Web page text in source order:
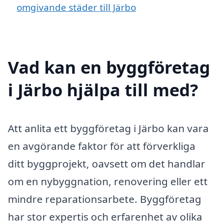
omgivande städer till Järbo
Vad kan en byggföretag
i Järbo hjälpa till med?
Att anlita ett byggföretag i Järbo kan vara
en avgörande faktor för att förverkliga
ditt byggprojekt, oavsett om det handlar
om en nybyggnation, renovering eller ett
mindre reparationsarbete. Byggföretag
har stor expertis och erfarenhet av olika